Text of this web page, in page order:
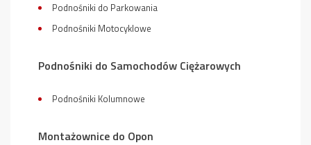
Podnośniki do Parkowania
Podnośniki Motocyklowe
Podnośniki do Samochodów Ciężarowych
Podnośniki Kolumnowe
Montażownice do Opon